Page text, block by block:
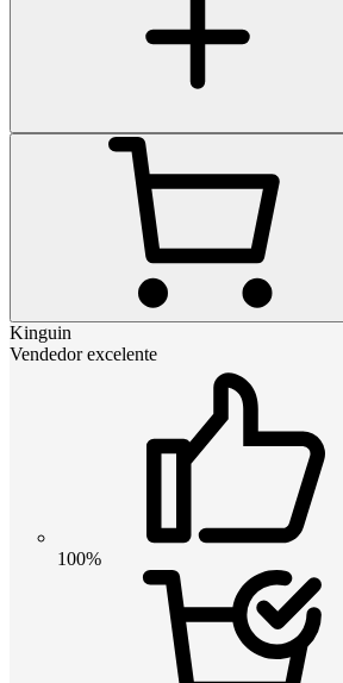
Kinguin
Vendedor excelente
100%